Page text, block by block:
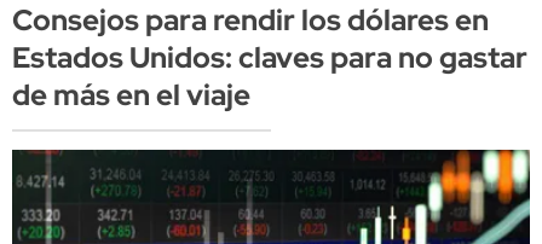
Consejos para rendir los dólares en
Estados Unidos: claves para no gastar
de más en el viaje